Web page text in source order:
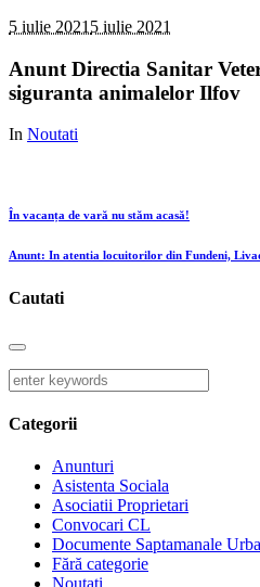
5 iulie 2021 5 iulie 2021
Anunt Directia Sanitar
siguranta animalelor Ilfov
In Noutati
În vacanța de vară nu stăm acasă!
Anunt: In atentia locuitorilor din Fundeni,
Cautati
Categorii
Anunturi
Asistenta Sociala
Asociatii Proprietari
Convocari CL
Documente Saptamanale
Fără categorie